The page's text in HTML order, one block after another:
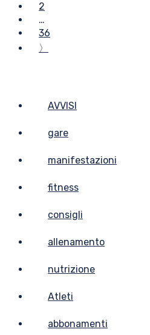
2
…
36
〉
AVVISI
gare
manifestazioni
fitness
consigli
allenamento
nutrizione
Atleti
abbonamenti